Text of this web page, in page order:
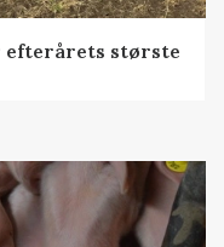
efterårets største